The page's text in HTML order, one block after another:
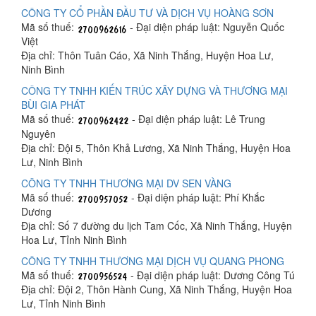
CÔNG TY CỔ PHẦN ĐẦU TƯ VÀ DỊCH VỤ HOÀNG SƠN
Mã số thuế:
- Đại diện pháp luật: Nguyễn Quốc
Việt
Địa chỉ: Thôn Tuân Cáo, Xã Ninh Thắng, Huyện Hoa Lư,
Ninh Bình
CÔNG TY TNHH KIẾN TRÚC XÂY DỰNG VÀ THƯƠNG MẠI
BÙI GIA PHÁT
Mã số thuế:
- Đại diện pháp luật: Lê Trung
Nguyên
Địa chỉ: Đội 5, Thôn Khả Lương, Xã Ninh Thắng, Huyện Hoa
Lư, Ninh Bình
CÔNG TY TNHH THƯƠNG MẠI DV SEN VÀNG
Mã số thuế:
- Đại diện pháp luật: Phí Khắc
Dương
Địa chỉ: Số 7 đường du lịch Tam Cốc, Xã Ninh Thắng, Huyện
Hoa Lư, Tỉnh Ninh Bình
CÔNG TY TNHH THƯƠNG MẠI DỊCH VỤ QUANG PHONG
Mã số thuế:
- Đại diện pháp luật: Dương Công Tú
Địa chỉ: Đội 2, Thôn Hành Cung, Xã Ninh Thắng, Huyện Hoa
Lư, Tỉnh Ninh Bình